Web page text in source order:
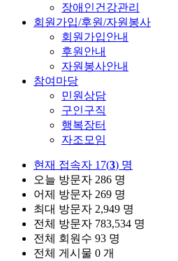
장애인건강관리
회원가입/후원/자원봉사
회원가입안내
후원안내
자원봉사안내
참여마당
민원상담
구인구직
행복장터
자조모임
현재 접속자 17(3) 명
오늘 방문자 286 명
어제 방문자 269 명
최대 방문자 2,949 명
전체 방문자 783,534 명
전체 회원수 93 명
전체 게시물 0 개